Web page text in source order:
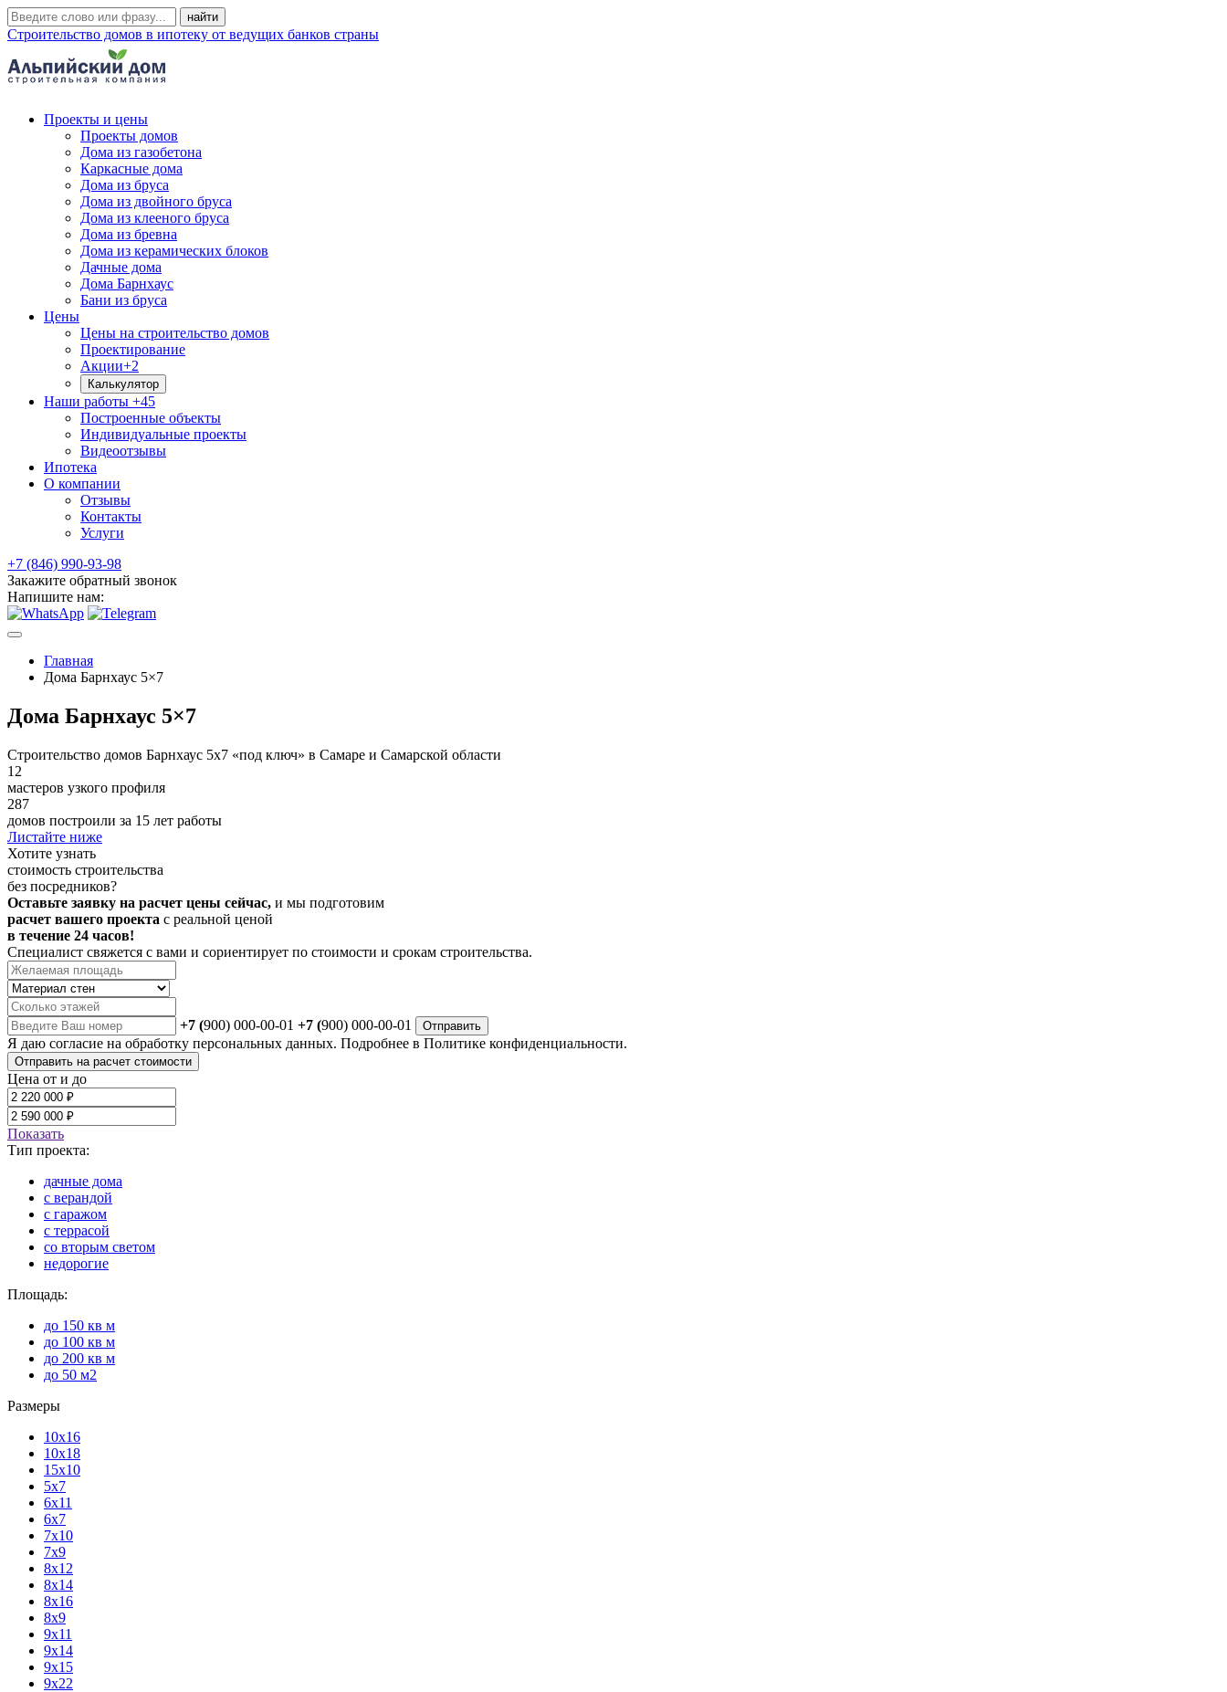
Строительство домов в ипотеку от ведущих банков страны
Проекты и цены
Проекты домов
Дома из газобетона
Каркасные дома
Дома из бруса
Дома из двойного бруса
Дома из клееного бруса
Дома из бревна
Дома из керамических блоков
Дачные дома
Дома Барнхаус
Бани из бруса
Цены
Цены на строительство домов
Проектирование
Акции+2
Калькулятор
Наши работы +45
Построенные объекты
Индивидуальные проекты
Видеоотзывы
Ипотека
О компании
Отзывы
Контакты
Услуги
+7 (846) 990-93-98
Закажите обратный звонок
Напишите нам:
Главная
Дома Барнхаус 5×7
Дома Барнхаус 5×7
Строительство домов Барнхаус 5х7 «под ключ» в Самаре и Самарской области
12
мастеров узкого профиля
287
домов построили за 15 лет работы
Листайте ниже
Хотите узнать
стоимость строительства
без посредников?
Оставьте заявку на расчет цены сейчас, и мы подготовим
расчет вашего проекта с реальной ценой
в течение 24 часов!
Специалист свяжется с вами и сориентирует по стоимости и срокам строительства.
+7 (900) 000-00-01 +7 (900) 000-00-01 Отправить
Я даю согласие на обработку персональных данных. Подробнее в Политике конфиденциальности.
Отправить на расчет стоимости
Цена от и до
Показать
Тип проекта:
дачные дома
с верандой
с гаражом
с террасой
со вторым светом
недорогие
Площадь:
до 150 кв м
до 100 кв м
до 200 кв м
до 50 м2
Размеры
10х16
10х18
15х10
5х7
6х11
6х7
7х10
7х9
8х12
8х14
8х16
8х9
9х11
9х14
9х15
9х22